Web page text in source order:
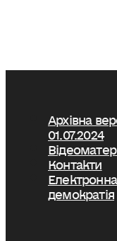
Архівна
01.07.2024
Контакти
Електронна
демократія